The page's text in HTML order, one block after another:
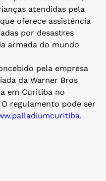
atendidas pela
oferece assistência
por desastres
armada do mundo
pela empresa
da Warner Bros
em Curitiba no
regulamento pode ser